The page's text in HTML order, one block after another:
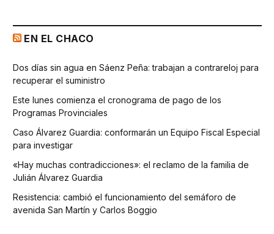
EN EL CHACO
Dos días sin agua en Sáenz Peña: trabajan a contrareloj para
recuperar el suministro
Este lunes comienza el cronograma de pago de los
Programas Provinciales
Caso Álvarez Guardia: conformarán un Equipo Fiscal Especial
para investigar
«Hay muchas contradicciones»: el reclamo de la familia de
Julián Álvarez Guardia
Resistencia: cambió el funcionamiento del semáforo de
avenida San Martín y Carlos Boggio